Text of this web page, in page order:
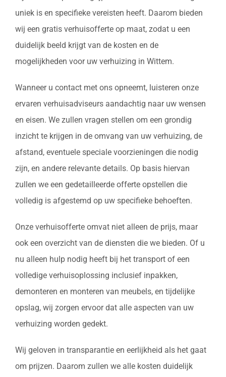
uniek is en specifieke vereisten heeft. Daarom bieden
wij een gratis verhuisofferte op maat, zodat u een
duidelijk beeld krijgt van de kosten en de
mogelijkheden voor uw verhuizing in Wittem.
Wanneer u contact met ons opneemt, luisteren onze
ervaren verhuisadviseurs aandachtig naar uw wensen
en eisen. We zullen vragen stellen om een grondig
inzicht te krijgen in de omvang van uw verhuizing, de
afstand, eventuele speciale voorzieningen die nodig
zijn, en andere relevante details. Op basis hiervan
zullen we een gedetailleerde offerte opstellen die
volledig is afgestemd op uw specifieke behoeften.
Onze verhuisofferte omvat niet alleen de prijs, maar
ook een overzicht van de diensten die we bieden. Of u
nu alleen hulp nodig heeft bij het transport of een
volledige verhuisoplossing inclusief inpakken,
demonteren en monteren van meubels, en tijdelijke
opslag, wij zorgen ervoor dat alle aspecten van uw
verhuizing worden gedekt.
Wij geloven in transparantie en eerlijkheid als het gaat
om prijzen. Daarom zullen we alle kosten duidelijk